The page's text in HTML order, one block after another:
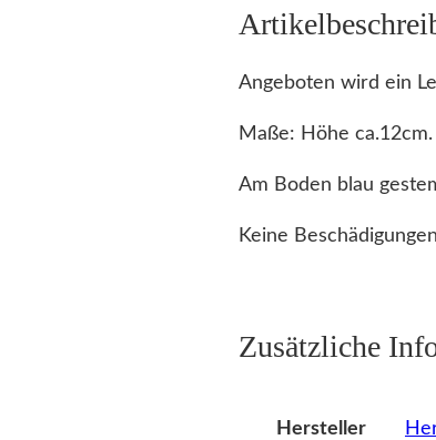
Angeboten wird ein
Maße: Höhe ca.12cm.
Am Boden blau
Keine
Zusätzliche
Hersteller